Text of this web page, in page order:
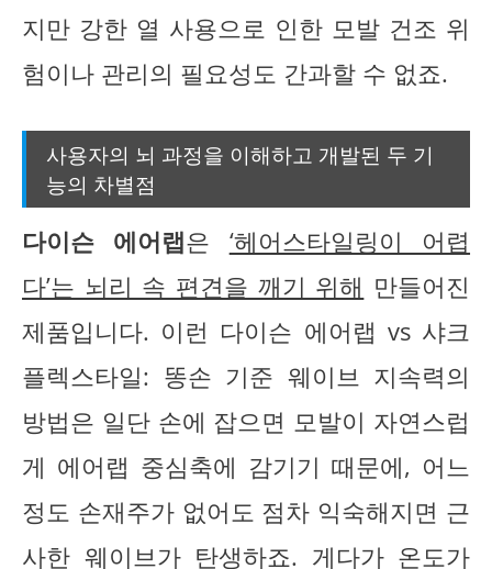
지만 강한 열 사용으로 인한 모발 건조 위
험이나 관리의 필요성도 간과할 수 없죠.
사용자의 뇌 과정을 이해하고 개발된 두 기
능의 차별점
다이슨 에어랩은 ‘헤어스타일링이 어렵
다’는 뇌리 속 편견을 깨기 위해 만들어진
제품입니다. 이런 다이슨 에어랩 vs 샤크
플렉스타일: 똥손 기준 웨이브 지속력의
방법은 일단 손에 잡으면 모발이 자연스럽
게 에어랩 중심축에 감기기 때문에, 어느
정도 손재주가 없어도 점차 익숙해지면 근
사한 웨이브가 탄생하죠. 게다가 온도가